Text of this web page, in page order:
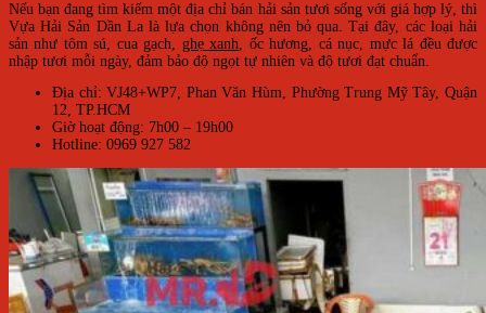
Nếu bạn đang tìm kiếm một địa chỉ bán hải sản tươi sống với giá hợp lý, thì
Vựa Hải Sản Dần La là lựa chọn không nên bỏ qua. Tại đây, các loại hải
sản như tôm sú, cua gạch, ghẹ xanh, ốc hương, cá nục, mực lá đều được
nhập tươi mỗi ngày, đảm bảo độ ngọt tự nhiên và độ tươi đạt chuẩn.
Địa chỉ: VJ48+WP7, Phan Văn Hùm, Phường Trung Mỹ Tây, Quận
12, TP.HCM
Giờ hoạt động: 7h00 – 19h00
Hotline: 0969 927 582